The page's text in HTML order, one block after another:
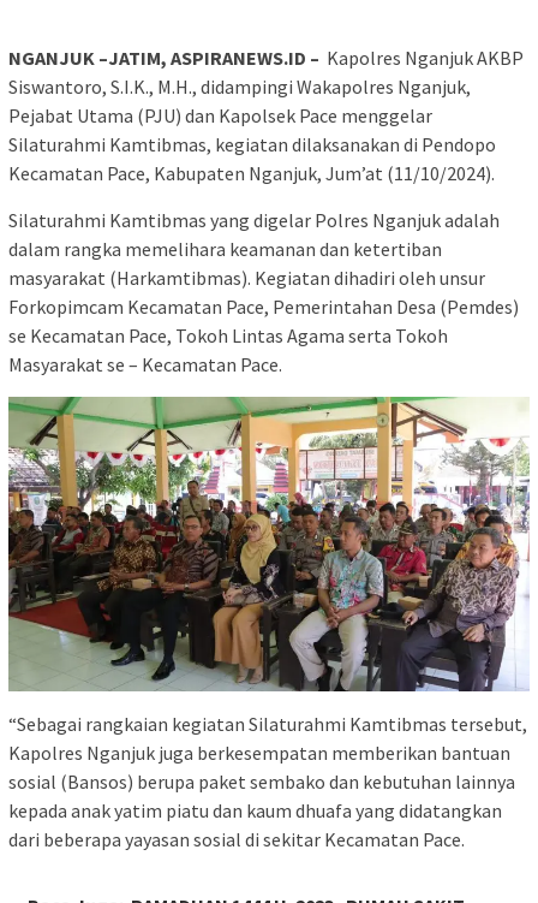
NGANJUK –JATIM, ASPIRANEWS.ID – Kapolres Nganjuk AKBP
Siswantoro, S.I.K., M.H., didampingi Wakapolres Nganjuk,
Pejabat Utama (PJU) dan Kapolsek Pace menggelar
Silaturahmi Kamtibmas, kegiatan dilaksanakan di Pendopo
Kecamatan Pace, Kabupaten Nganjuk, Jum’at (11/10/2024).
Silaturahmi Kamtibmas yang digelar Polres Nganjuk adalah
dalam rangka memelihara keamanan dan ketertiban
masyarakat (Harkamtibmas). Kegiatan dihadiri oleh unsur
Forkopimcam Kecamatan Pace, Pemerintahan Desa (Pemdes)
se Kecamatan Pace, Tokoh Lintas Agama serta Tokoh
Masyarakat se – Kecamatan Pace.
“Sebagai rangkaian kegiatan Silaturahmi Kamtibmas tersebut,
Kapolres Nganjuk juga berkesempatan memberikan bantuan
sosial (Bansos) berupa paket sembako dan kebutuhan lainnya
kepada anak yatim piatu dan kaum dhuafa yang didatangkan
dari beberapa yayasan sosial di sekitar Kecamatan Pace.